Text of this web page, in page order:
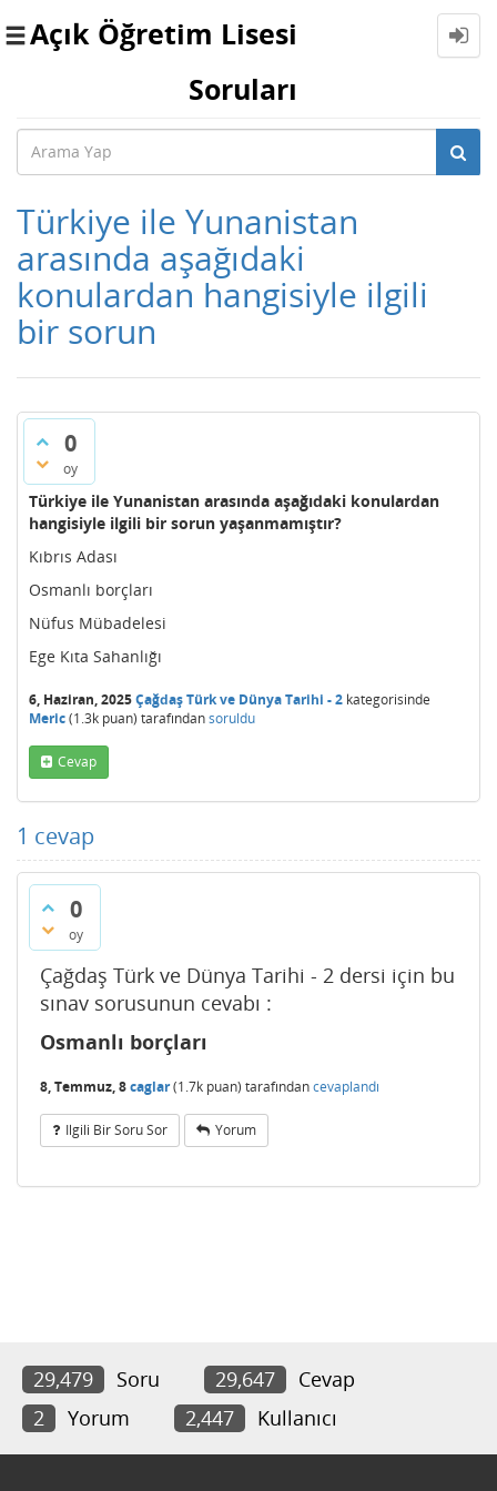
Toggle
Açık Öğretim Lisesi
Soruları
Türkiye ile Yunanistan
arasında aşağıdaki
konulardan hangisiyle ilgili
bir sorun
0
oy
Türkiye ile Yunanistan arasında aşağıdaki konulardan
hangisiyle ilgili bir sorun yaşanmamıştır?
Kıbrıs Adası
Osmanlı borçları
Nüfus Mübadelesi
Ege Kıta Sahanlığı
6, Haziran, 2025Çağdaş Türk ve Dünya Tarihi - 2 kategorisinde
Meric(1.3k puan) tarafındansoruldu
Cevap
1 cevap
0
oy
Çağdaş Türk ve Dünya Tarihi - 2 dersi için bu
sınav sorusunun cevabı :
Osmanlı borçları
8, Temmuz, 8caglar(1.7k puan) tarafındancevaplandı
Ilgili Bir Soru Sor Yorum
29,479 Soru 29,647
Cevap
2
Yorum 2,447 Kullanıcı